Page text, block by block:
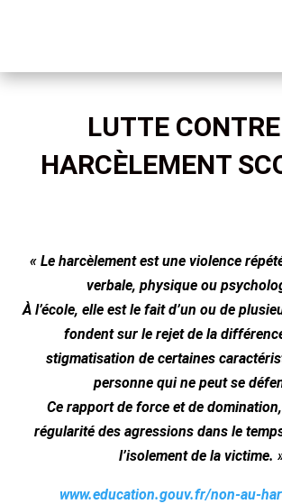
LUTTE
HARCÈLEMENT
« Le harcèlement est une violence
verbale, physique ou
À l’école, elle est le fait d’un ou de
fondent sur le rejet de la
stigmatisation de certaines
personne qui ne peut se
Ce rapport de force et de
régularité des agressions dans le
l’isolement de la victime.
www.education.gouv.fr/non-au-